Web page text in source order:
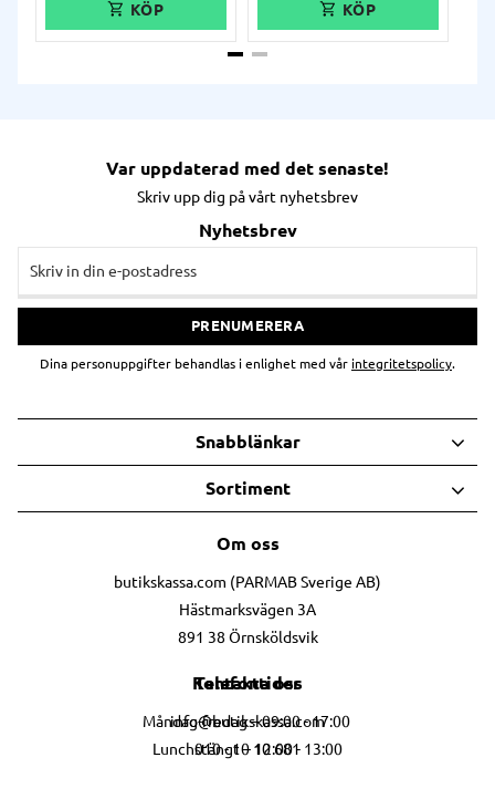
och IP68-klassning, inbyggd
2D-scanner, och blixtsnabb
bakkamera, Bluetooth, WiFi,
ett stort batteri, IP65- och
Var uppdaterad med det senaste!
Skriv upp dig på vårt nyhetsbrev
Nyhetsbrev
PRENUMERERA
Dina personuppgifter behandlas i enlighet med vår integritetspolicy.
Om oss
butikskassa.com (PARMAB Sverige AB)
Hästmarksvägen 3A
891 38 Örnsköldsvik
Kontakta oss
info@butikskassa.com
010 - 10 10 681
Telefontider
Måndag-fredag – 09:00 - 17:00
Lunchstängt – 12:00 - 13:00
Snabblänkar
Sortiment